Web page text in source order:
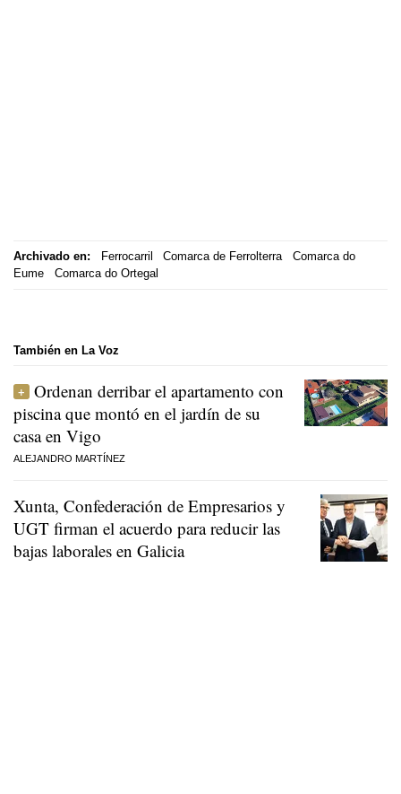
Archivado en: Ferrocarril Comarca de Ferrolterra
Comarca do
Eume
Comarca do Ortegal
También en La Voz
Ordenan derribar el apartamento con
piscina que montó en el jardín de su
casa en Vigo
ALEJANDRO MARTÍNEZ
Xunta, Confederación de Empresarios y
UGT firman el acuerdo para reducir las
bajas laborales en Galicia